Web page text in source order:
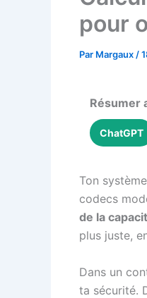
pour
Par Margaux /
Résumer
ChatGPT
Ton
codecs
de la
plus juste,
Dans un
ta sécurité.